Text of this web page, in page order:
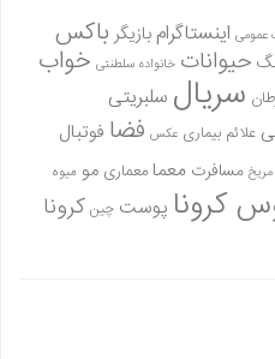
عمومی اینستاگرام بازیگر باکس
حیوانات خانواده سلطنتی خواب
سریال سلبریتی
علائم بیماری عکس فضا فوتبال
مریخ مسافرت معمامعماری مو میوه
کرونا پوست چین کرونا